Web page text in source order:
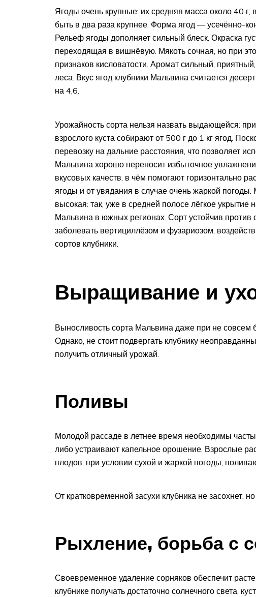
Ягоды очень крупные: их средняя масса около 40
быть в два раза крупнее. Форма ягод — усечённо-
Рельеф ягоды дополняет сильный блеск. Окраска
переходящая в вишнёвую. Мякоть сочная, но при
признаков кисловатости. Аромат сильный,
леса. Вкус ягод клубники Мальвина считается
на 4,6.
Урожайность сорта нельзя назвать выдающейся:
взрослого куста собирают от 500 г до 1 кг ягод.
перевозку на дальние расстояния, что позволяет
Мальвина хорошо переносит избыточное
вкусовых качеств, в чём помогают горизонтально
ягоды и от увядания в случае очень жаркой погоды.
высокая: так, уже в средней полосе лёгкое укрытие
Мальвина в южных регионах. Сорт устойчив против
заболевать вертициллёзом и фузариозом,
сортов клубники.
Выращивание и
Выносливость сорта Мальвина даже при не совсем
Однако, не стоит подвергать клубнику
получить отличный урожай.
Поливы
Молодой рассаде в летнее время необходимы
либо устраивают капельное орошение. Взрослые
плодов, при условии сухой и жаркой погоды,
От кратковременной засухи клубника не засохнет,
Рыхление, борьба с
Своевременное удаление сорняков обеспечит
клубнике получать достаточно солнечного света,